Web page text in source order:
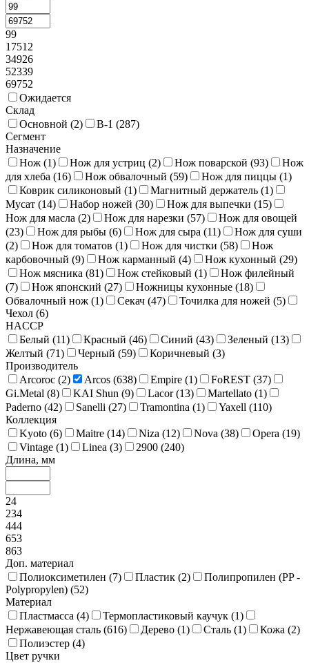
99
17512
34926
52339
69752
Ожидается
Склад
Основной (2) В-1 (287)
Сегмент
Назначение
Нож (1) Нож для устриц (2) Нож поварской (93)
Нож
для хлеба (16) Нож обвалочный (59) Нож для пиццы (1)
Коврик силиконовый (1) Магнитный держатель (1)
Мусат (14) Набор ножей (30) Нож для выпечки (15)
Нож для масла (2) Нож для нарезки (57)
Нож для овощей
(23) Нож для рыбы (6) Нож для сыра (11)
Нож для суши
(2) Нож для томатов (1) Нож для чистки (58)
Нож
карбовочный (9) Нож карманный (4) Нож кухонный (29)
Нож мясника (81) Нож стейковый (1)
Нож филейный
(7) Нож японский (27) Ножницы кухонные (18)
Обвалочный нож (1) Секач (47) Точилка для ножей (5)
Чехол (6)
HACCP
Белый (11) Красный (46) Синий (43) Зеленый (13)
Желтый (71) Черный (59) Коричневый (3)
Производитель
Arcoroc (2) Arcos (638) Empire (1) FoREST (37)
Gi.Metal (8) KAI Shun (9) Lacor (13) Martellato (1)
Paderno (42) Sanelli (27) Tramontina (1) Yaxell (110)
Коллекция
Kyoto (6) Maitre (14) Niza (12) Nova (38) Opera (19)
Vintage (1) Linea (3) 2900 (240)
Длина, мм
24
234
444
653
863
Доп. материал
Полиоксиметилен (7) Пластик (2)
Полипропилен (PP -
Polypropylen) (52)
Материал
Пластмасса (4) Термопластиковый каучук (1)
Нержавеющая сталь (616) Дерево (1) Сталь (1) Кожа (2)
Полиэстер (4)
Цвет ручки